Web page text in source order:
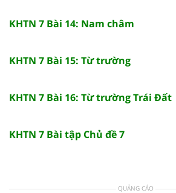
KHTN 7 Bài 14: Nam châm
KHTN 7 Bài 15: Từ trường
KHTN 7 Bài 16: Từ trường Trái Đất
KHTN 7 Bài tập Chủ đề 7
QUẢNG CÁO